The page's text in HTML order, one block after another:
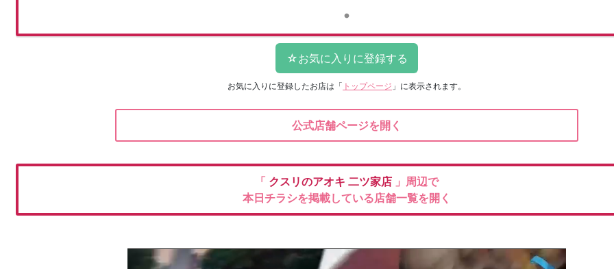
お気に入りに登録したお店は 「 トップページ 」に表示されます。
公式店舗ページを開く
「 クスリのアオキ 二ツ家店 」周辺で
本日チラシを掲載している店舗一覧を開く